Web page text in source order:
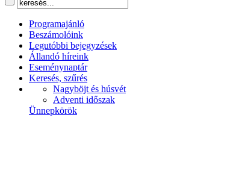
Programajánló
Beszámolóink
Legutóbbi bejegyzések
Állandó híreink
Eseménynaptár
Keresés, szűrés
Nagyböjt és húsvét
Adventi időszak
Ünnepkörök